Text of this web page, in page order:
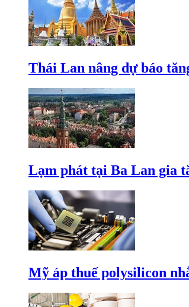
Thái Lan nâng dự báo
Lạm phát tại Ba Lan gia
Mỹ áp thuế polysilicon